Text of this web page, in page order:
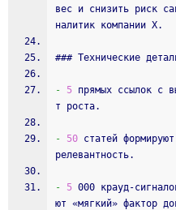
вес и снизить риск
налитик компании X.
### Технические
- 5 прямых ссылок с
т роста.
- 50 статей
релевантность.
- 5 000
ют «мягкий» фактор